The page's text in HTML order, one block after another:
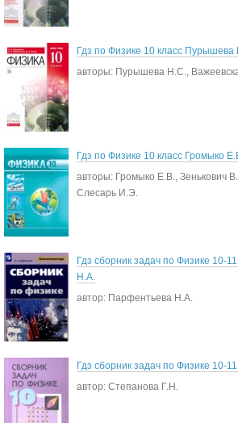
Гдз по Физике 10 класс
авторы: Пурышева Н.С.,
Гдз по Физике 10 класс Громыко
авторы: Громыко Е.В., Зенькович
Слесарь И.Э.
Гдз сборник задач по Физике 10-
Н.А.
автор: Парфентьева Н.А.
Гдз сборник задач по Физике 10-
автор: Степанова Г.Н.